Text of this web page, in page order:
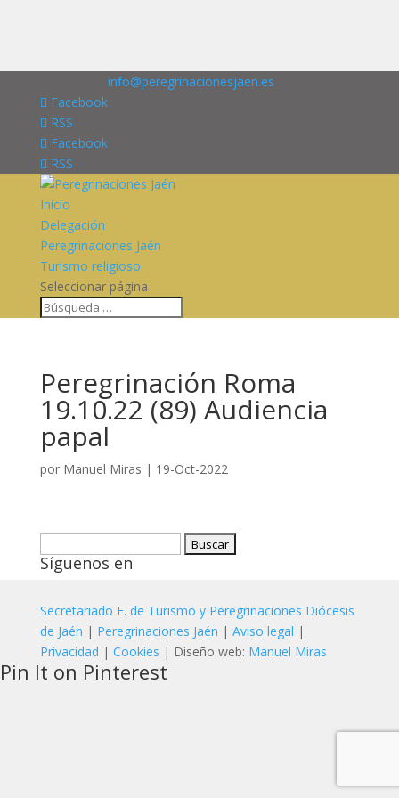
info@peregrinacionesjaen.es
Facebook
RSS
Facebook
RSS
Inicio
Delegación
Peregrinaciones Jaén
Turismo religioso
Seleccionar página
Peregrinación Roma
19.10.22 (89) Audiencia
papal
por Manuel Miras | 19-Oct-2022
Síguenos en
Secretariado E. de Turismo y Peregrinaciones Diócesis
de Jaén | Peregrinaciones Jaén | Aviso legal |
Privacidad | Cookies | Diseño web: Manuel Miras
Pin It on Pinterest